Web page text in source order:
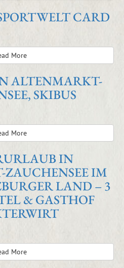
CARD
More
ALTENMARKT-
SKIBUS
More
IN
IM
LAND – 3
& GASTHOF
More